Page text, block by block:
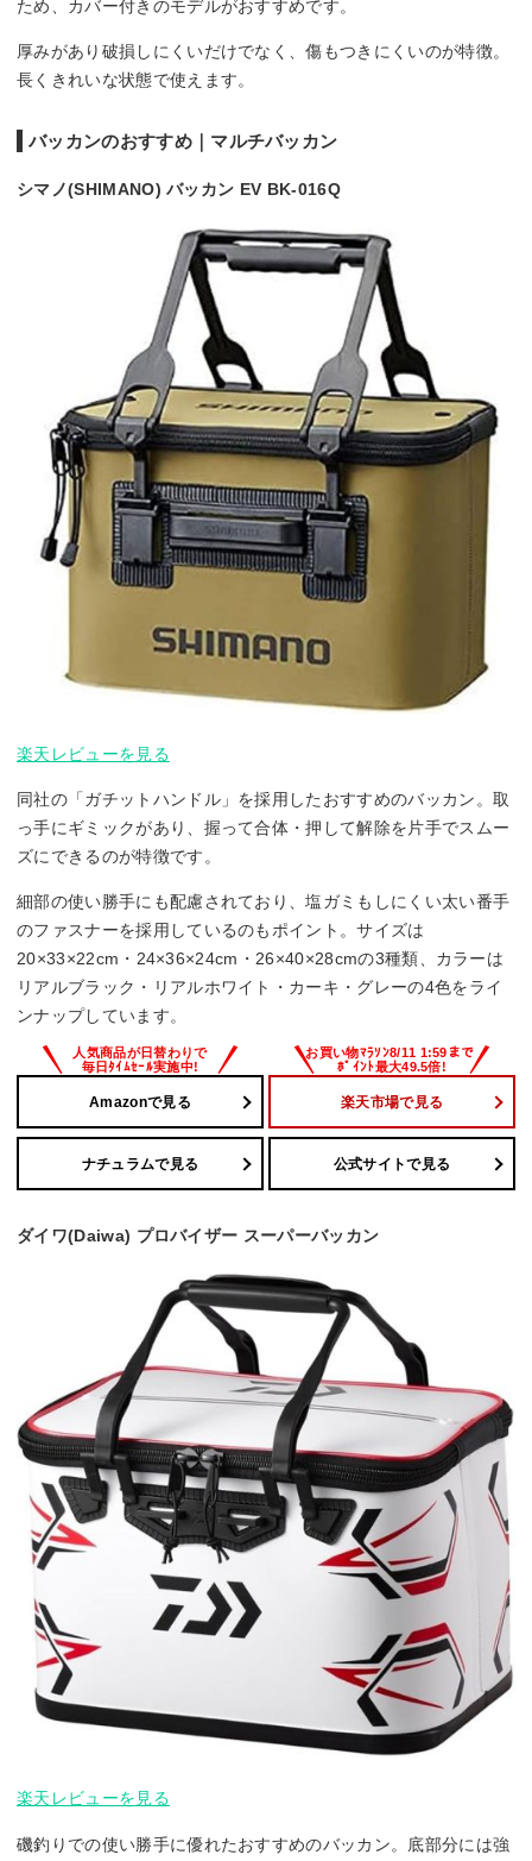
ため、カバー付きのモデルがおすすめです。
厚みがあり破損しにくいだけでなく、傷もつきにくいのが特徴。
長くきれいな状態で使えます。
バッカンのおすすめ｜マルチバッカン
シマノ(SHIMANO) バッカン EV BK-016Q
楽天レビューを見る
同社の「ガチットハンドル」を採用したおすすめのバッカン。取
っ手にギミックがあり、握って合体・押して解除を片手でスムー
ズにできるのが特徴です。
細部の使い勝手にも配慮されており、塩ガミもしにくい太い番手
のファスナーを採用しているのもポイント。サイズは
20×33×22cm・24×36×24cm・26×40×28cmの3種類、カラーは
リアルブラック・リアルホワイト・カーキ・グレーの4色をライ
ンナップしています。
Amazonで見る 楽天市場で見る
ナチュラムで見る 公式サイトで見る
ダイワ(Daiwa) プロバイザー スーパーバッカン
楽天レビューを見る
磯釣りでの使い勝手に優れたおすすめのバッカン。底部分には強